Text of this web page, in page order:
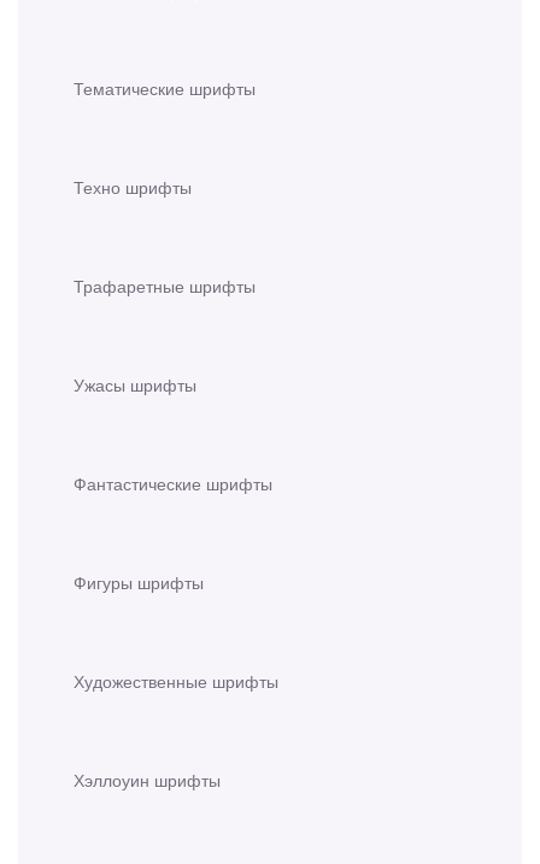
Тематические шрифты
Техно шрифты
Трафаретные шрифты
Ужасы шрифты
Фантастические шрифты
Фигуры шрифты
Художественные шрифты
Хэллоуин шрифты